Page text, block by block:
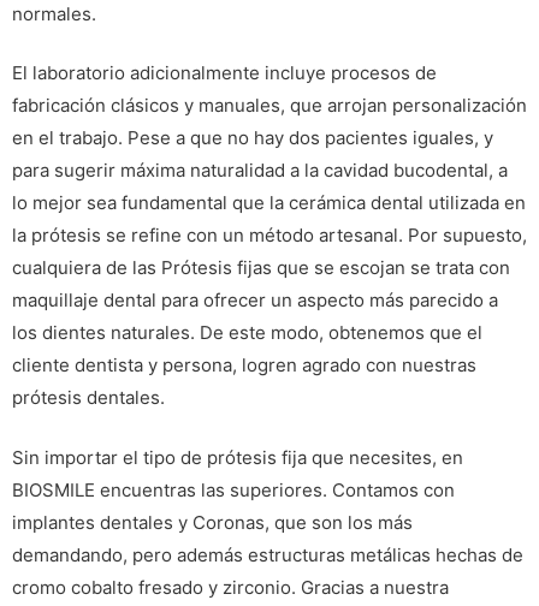
normales.
El laboratorio adicionalmente incluye procesos de
fabricación clásicos y manuales, que arrojan personalización
en el trabajo. Pese a que no hay dos pacientes iguales, y
para sugerir máxima naturalidad a la cavidad bucodental, a
lo mejor sea fundamental que la cerámica dental utilizada en
la prótesis se refine con un método artesanal. Por supuesto,
cualquiera de las Prótesis fijas que se escojan se trata con
maquillaje dental para ofrecer un aspecto más parecido a
los dientes naturales. De este modo, obtenemos que el
cliente dentista y persona, logren agrado con nuestras
prótesis dentales.
Sin importar el tipo de prótesis fija que necesites, en
BIOSMILE encuentras las superiores. Contamos con
implantes dentales y Coronas, que son los más
demandando, pero además estructuras metálicas hechas de
cromo cobalto fresado y zirconio. Gracias a nuestra